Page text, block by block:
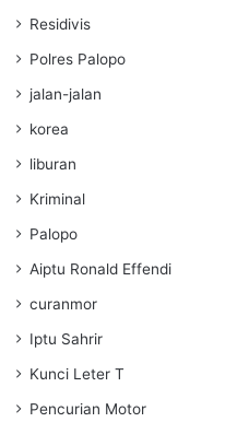
Residivis
Polres Palopo
jalan-jalan
korea
liburan
Kriminal
Palopo
Aiptu Ronald Effendi
curanmor
Iptu Sahrir
Kunci Leter T
Pencurian Motor